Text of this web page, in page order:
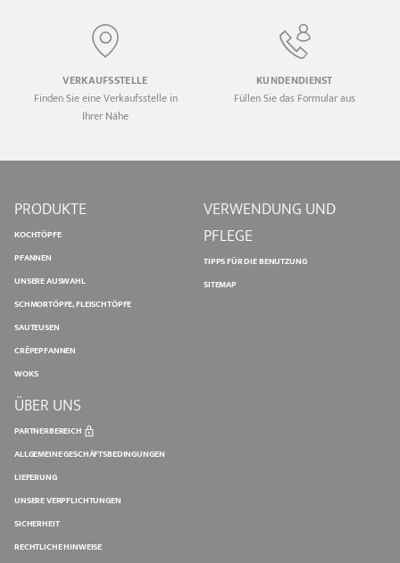
VERKAUFSSTELLE
Finden Sie eine Verkaufsstelle in
Ihrer Nähe
KUNDENDIENST
Füllen Sie das Formular aus
PRODUKTE
KOCHTÖPFE
PFANNEN
UNSERE AUSWAHL
SCHMORTÖPFE, FLEISCHTÖPFE
SAUTEUSEN
CRÊPEPFANNEN
WOKS
VERWENDUNG UND
PFLEGE
TIPPS FÜR DIE BENUTZUNG
SITEMAP
ÜBER UNS
PARTNERBEREICH
ALLGEMEINE GESCHÄFTSBEDINGUNGEN
LIEFERUNG
UNSERE VERPFLICHTUNGEN
SICHERHEIT
RECHTLICHE HINWEISE